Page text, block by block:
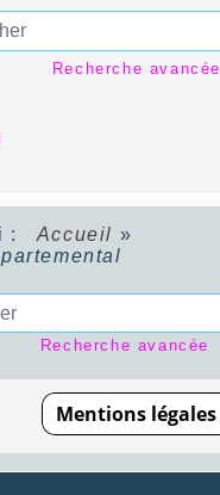
Recherche avancée
: Accueil »
Recherche avancée